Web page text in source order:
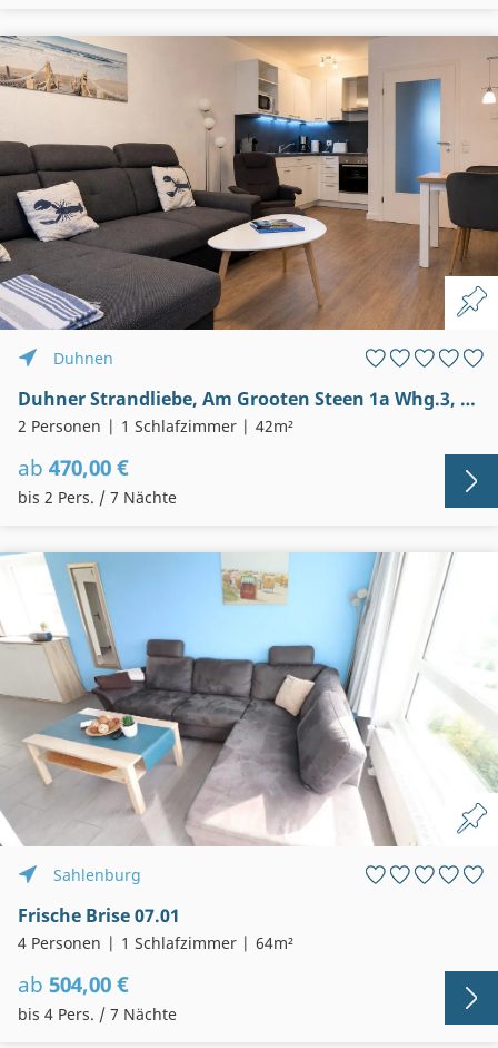
Duhnen
Duhner Strandliebe, Am Grooten Steen 1a Whg.3, Cuxhaven- Duhnen
2 Personen 1 Schlafzimmer 42m²
ab 470,00 €
bis 2 Pers. / 7 Nächte
Sahlenburg
Frische Brise 07.01
4 Personen 1 Schlafzimmer 64m²
ab 504,00 €
bis 4 Pers. / 7 Nächte